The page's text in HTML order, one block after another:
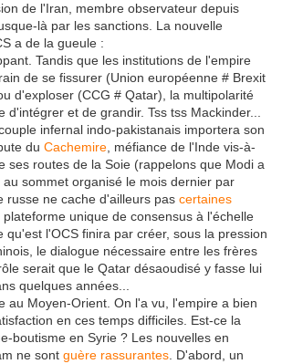
de l'Iran, membre observateur depuis
là par les sanctions. La nouvelle
a de la gueule :
Tandis que les institutions de l'empire
de se fissurer (Union européenne # Brexit
d'exploser (CCG # Qatar), la multipolarité
d'intégrer et de grandir. Tss tss Mackinder...
infernal indo-pakistanais importera son
du Cachemire , méfiance de l'Inde vis-à-
ses routes de la Soie (rappelons que Modi a
au sommet organisé le mois dernier par
russe ne cache d'ailleurs pas certaines
plateforme unique de consensus à l'échelle
qu'est l'OCS finira par créer, sous la pression
le dialogue nécessaire entre les frères
serait que le Qatar désaoudisé y fasse lui
quelques années...
au Moyen-Orient. On l'a vu, l'empire a bien
en ces temps difficiles. Est-ce la
boutisme en Syrie ? Les nouvelles en
ne sont guère rassurantes . D'abord, un